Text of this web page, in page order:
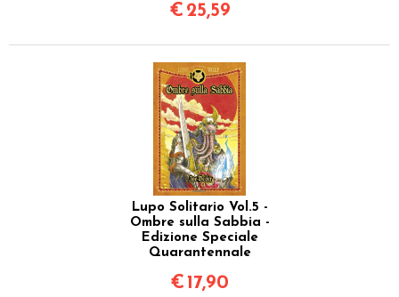
€ 25,59
Lupo Solitario Vol.5 -
Ombre sulla Sabbia -
Edizione Speciale
Quarantennale
€ 17,90